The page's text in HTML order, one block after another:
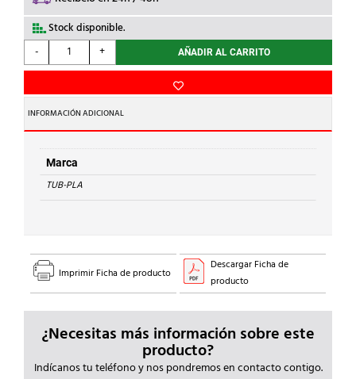
Stock disponible.
-
TUB-
PLA
VENTANILLA
PVC
EXT.70x145mm
cantidad
+ AÑADIR AL CARRITO
INFORMACIÓN ADICIONAL
Marca
TUB-PLA
Imprimir Ficha de producto
Descargar Ficha de
producto
¿Necesitas más información sobre este
producto?
Indícanos tu teléfono y nos pondremos en contacto contigo.